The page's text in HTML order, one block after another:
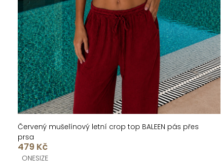
Červený mušelínový letní crop top BALEEN pás přes
prsa
479 Kč
ONESIZE